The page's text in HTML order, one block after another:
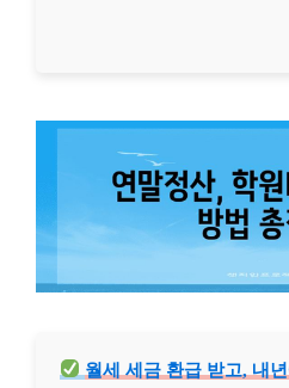
월세 세금 환급 받고, 내